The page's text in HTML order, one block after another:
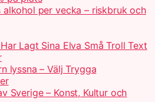
alkohol per vecka – riskbruk och
Lagt Sina Elva Små Troll Text
lyssna – Välj Trygga
Sverige – Konst, Kultur och